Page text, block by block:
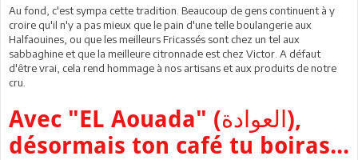
Au fond, c'est sympa cette tradition. Beaucoup de gens continuent à y
croire qu'il n'y a pas mieux que le pain d'une telle boulangerie aux
Halfaouines, ou que les meilleurs Fricassés sont chez un tel aux
sabbaghine et que la meilleure citronnade est chez Victor. A défaut
d'être vrai, cela rend hommage à nos artisans et aux produits de notre
cru.
Avec "EL Aouada" (العوادة),
désormais ton café tu boiras...